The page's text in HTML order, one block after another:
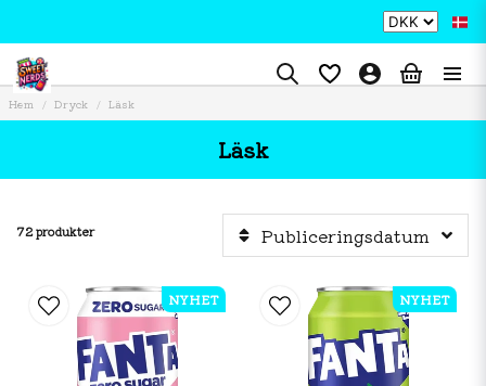
Hem Dryck Läsk
Läsk
72 produkter Publiceringsdatum
NYHET NYHET